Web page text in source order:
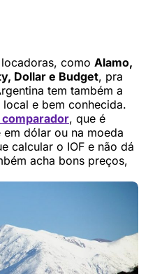
como Alamo,
Dollar e Budget, pra
tem também a
e bem conhecida.
, que é
dólar ou na moeda
calcular o IOF e não dá
acha bons preços,